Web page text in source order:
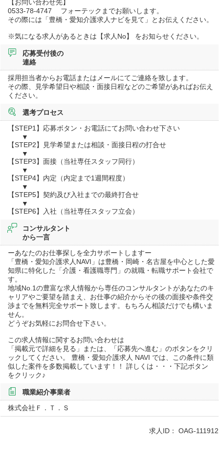
【お問い合わせ先】
0533-78-4747 フォーテックまでお願いします。
その際には「豊橋・愛知介護求人ナビを見て」とお伝えください。
※気になる求人があるときは【求人No】 をお知らせください。
応募受付後の
連絡
採用担当者からお電話またはメールにてご連絡を致します。
その際、見学希望日や相談・面接日程などのご希望があればお伝え
ください。
選考プロセス
【STEP1】応募ボタン・お電話にてお問い合わせ下さい
▼
【STEP2】見学希望または相談・面接日程の打合せ
▼
【STEP3】面接（当社専任スタッフ同行）
▼
【STEP4】内定（内定まで1週間程度）
▼
【STEP5】契約及び入社までの最終打合せ
▼
【STEP6】入社（当社専任スタッフ立会）
コンサルタント
から一言
ーあなたのお仕事探しを全力サポートしますー
「豊橋・愛知介護求人NAVI」は豊橋・岡崎・名古屋を中心とした愛
知県に特化した「介護・看護職専門」の就職・転職サポート会社で
す。
地域No.1の豊富な求人情報から専任のコンサルタントがあなたのキ
ャリアやご要望を踏まえ、お仕事の紹介からその後の面接や条件交
渉までを無料完全サポート致します。もちろん相談だけでも構いま
せん。
どうぞお気軽にお問合せ下さい。
この求人情報に関するお問い合わせは
「掲載元で詳細を見る」または、「応募先へ進む」のボタンをクリ
ックしてください。 豊橋・愛知介護求人 NAVI では、この条件に類
似した案件を多数掲載しています！！ 詳しくは・・・下記ボタン
をクリック♪
職業紹介事業者
株式会社Ｆ．Ｔ．Ｓ
求人ID： OAG-111912